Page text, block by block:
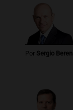
Por Sergio